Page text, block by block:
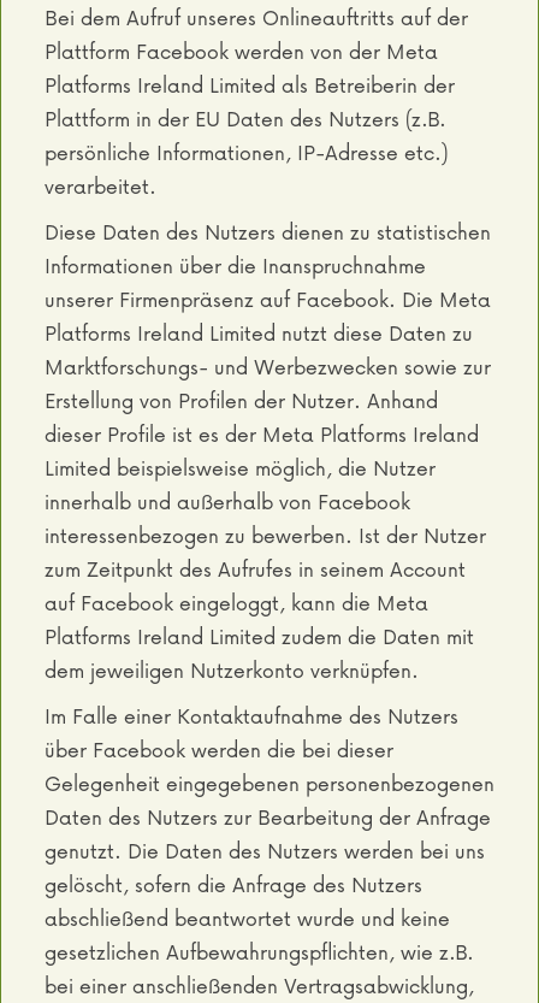
Bei dem Aufruf unseres Onlineauftritts auf der
Plattform Facebook werden von der Meta
Platforms Ireland Limited als Betreiberin der
Plattform in der EU Daten des Nutzers (z.B.
persönliche Informationen, IP-Adresse etc.)
verarbeitet.
Diese Daten des Nutzers dienen zu statistischen
Informationen über die Inanspruchnahme
unserer Firmenpräsenz auf Facebook. Die Meta
Platforms Ireland Limited nutzt diese Daten zu
Marktforschungs- und Werbezwecken sowie zur
Erstellung von Profilen der Nutzer. Anhand
dieser Profile ist es der Meta Platforms Ireland
Limited beispielsweise möglich, die Nutzer
innerhalb und außerhalb von Facebook
interessenbezogen zu bewerben. Ist der Nutzer
zum Zeitpunkt des Aufrufes in seinem Account
auf Facebook eingeloggt, kann die Meta
Platforms Ireland Limited zudem die Daten mit
dem jeweiligen Nutzerkonto verknüpfen.
Im Falle einer Kontaktaufnahme des Nutzers
über Facebook werden die bei dieser
Gelegenheit eingegebenen personenbezogenen
Daten des Nutzers zur Bearbeitung der Anfrage
genutzt. Die Daten des Nutzers werden bei uns
gelöscht, sofern die Anfrage des Nutzers
abschließend beantwortet wurde und keine
gesetzlichen Aufbewahrungspflichten, wie z.B.
bei einer anschließenden Vertragsabwicklung,